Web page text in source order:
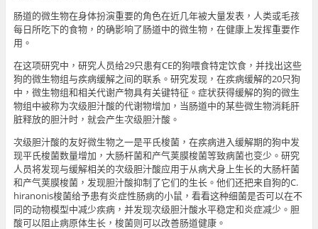
肠道的微生物在身体扮演重要的角色在近几年被大量发表，人类或毛孩
每日所吃下的食物，的确影响了肠道中的微生物，在健康上发挥重要作
用。
在这项研究中，研究人员给29只患有CE的狗喂食特定饮食，并找出这些
狗的微生物组与疾病缓解之间的联系。研究发现，在疾病缓解的20只狗
中，微生物组和相关代谢产物具有关键特征。症状获得缓解的狗的微生
物组中被称为次级胆汁酸的代谢物增加，当肠道中的某些微生物消耗肝
脏释放的胆汁时，就会产生次级胆汁酸。
次级胆汁酸的友好微生物之一是平氏梭菌，在疾病进入缓解期的狗中发
现平氏梭菌数量增加，大肠杆菌和产气荚膜梭菌等致病菌也变少。研究
人员将发现与缓解相关的次级胆汁酸应用于从病犬身上生长的大肠杆菌
和产气荚膜梭菌，发现胆汁酸抑制了它们的生长。他们还把来自狗的C.
hiranonis梭菌给予患有炎症性肠病的小鼠，看看这种细菌是否可以在不
同的动物模型中减少疾病，并发现次级胆汁酸水平稳定和炎症减少。胆
酸可以阻止病原体生长，梭菌则可以改善肠道健康。